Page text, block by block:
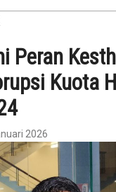
Peran
Kuota
2026